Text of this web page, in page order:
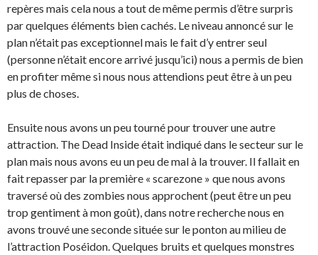
repères mais cela nous a tout de même permis d’être surpris
par quelques éléments bien cachés. Le niveau annoncé sur le
plan n’était pas exceptionnel mais le fait d’y entrer seul
(personne n’était encore arrivé jusqu’ici) nous a permis de bien
en profiter même si nous nous attendions peut être à un peu
plus de choses.
Ensuite nous avons un peu tourné pour trouver une autre
attraction. The Dead Inside était indiqué dans le secteur sur le
plan mais nous avons eu un peu de mal à la trouver. Il fallait en
fait repasser par la première « scarezone » que nous avons
traversé où des zombies nous approchent (peut être un peu
trop gentiment à mon goût), dans notre recherche nous en
avons trouvé une seconde située sur le ponton au milieu de
l’attraction Poséidon. Quelques bruits et quelques monstres